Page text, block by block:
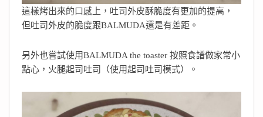
這樣烤出來的口感上，吐司外皮酥脆度有更加的提高，
但吐司外皮的脆度跟BALMUDA還是有差距。
另外也嘗試使用BALMUDA the toaster 按照食譜做家常小
點心，火腿起司吐司（使用起司吐司模式）。